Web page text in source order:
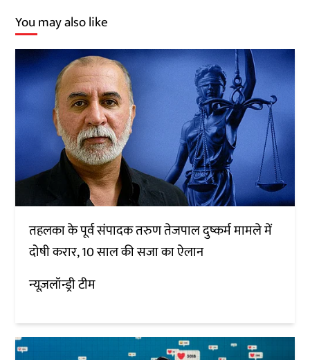
You may also like
तहलका के पूर्व संपादक तरुण तेजपाल दुष्कर्म मामले में
दोषी करार, 10 साल की सजा का ऐलान
न्यूज़लॉन्ड्री टीम